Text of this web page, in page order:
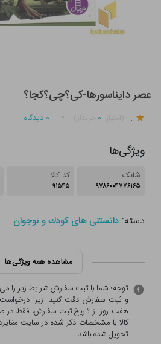
عصر دایناسورها-کی؟چی؟کجا؟
. ۰ ۰ دیدگاه
ویژگی‌ها
شابک
۹۷۸۶۰۰۴۷۷۶۱۶۵
کد کالا
۹۱۵۴۵
دسته:دانستنی های كودك و نوجوان
مشاهده همه ویژگی‌ها
توجه؛ شما با ثبت سفارش شرایط زیر را
و ثبت سفارش دقت کنید. زیرا
هفت روز از تاریخ ثبت سفارش، فقط در
کالا با مشخصات ذکر شده در سایت
تحویل شده باشد.